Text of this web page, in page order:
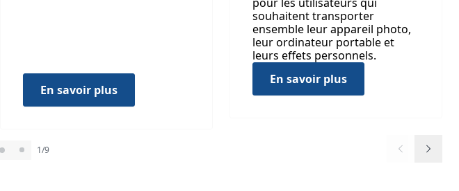
En savoir plus
souhaitent transporter
ensemble leur appareil photo,
leur ordinateur portable et
leurs effets personnels.
En savoir plus
1/9